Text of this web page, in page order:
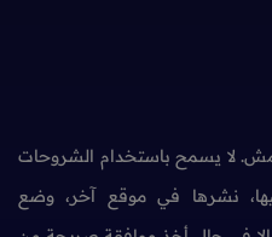
لا يسمح باستخدام الشروحات
نشرها في موقع آخر، وضع